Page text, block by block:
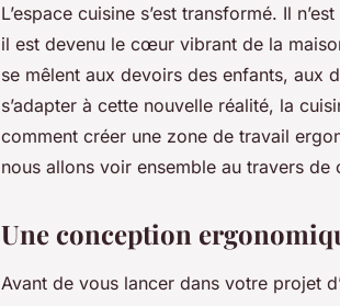
L’espace cuisine s’est transformé. Il
il est devenu le cœur vibrant de la
se mêlent aux devoirs des enfants, aux
s’adapter à cette nouvelle réalité, la
comment créer une zone de travail
nous allons voir ensemble au travers de
Une conception
Avant de vous lancer dans votre projet